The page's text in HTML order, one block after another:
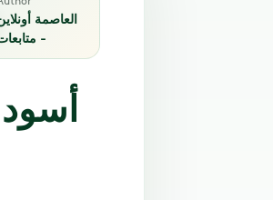
العاصمة
-